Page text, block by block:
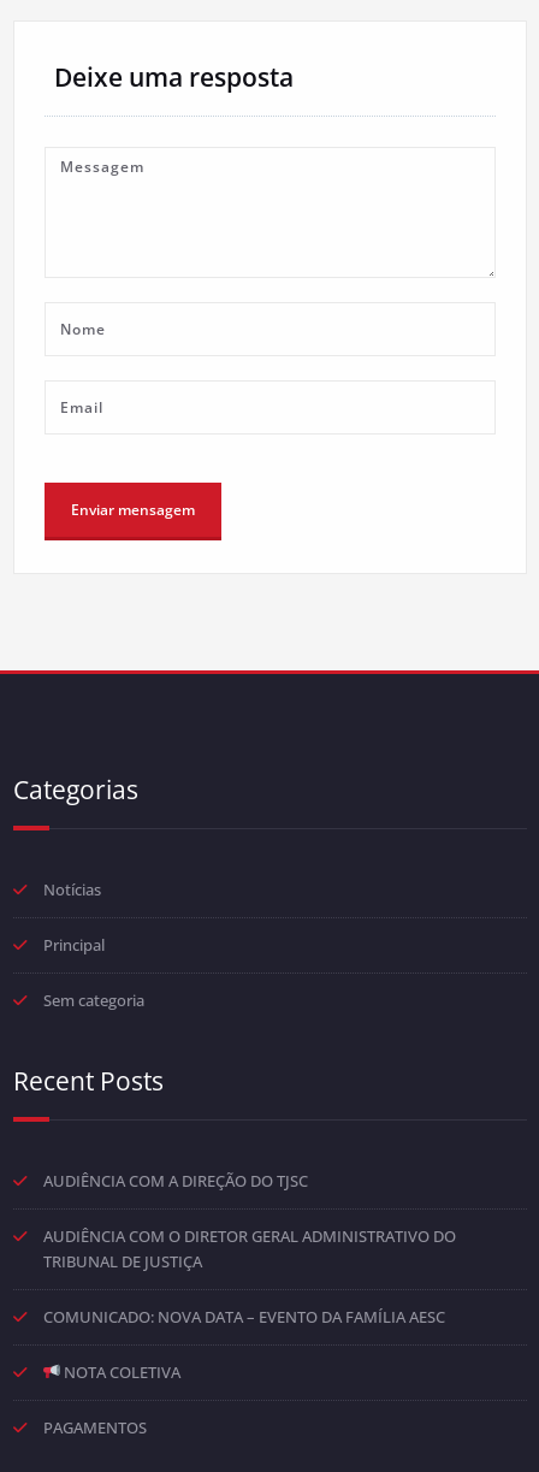
Deixe uma resposta
Categorias
Notícias
Principal
Sem categoria
Recent Posts
AUDIÊNCIA COM A DIREÇÃO DO TJSC
AUDIÊNCIA COM O DIRETOR GERAL ADMINISTRATIVO DO
TRIBUNAL DE JUSTIÇA
COMUNICADO: NOVA DATA – EVENTO DA FAMÍLIA AESC
NOTA COLETIVA
PAGAMENTOS